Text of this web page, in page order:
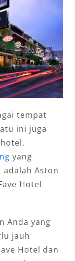
tempat
ini juga
yang
Aston
Hotel
Anda yang
jauh
Hotel dan